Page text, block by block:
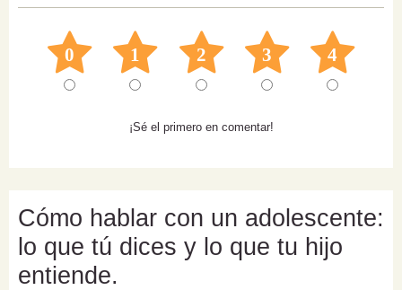
0 1 2 3 4
¡Sé el primero en comentar!
Cómo hablar con un adolescente:
lo que tú dices y lo que tu hijo
entiende.